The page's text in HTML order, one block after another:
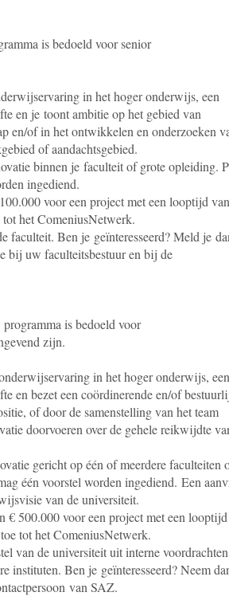
is bedoeld voor senior
in het hoger onderwijs, een
en je toont ambitie op het gebied van
en/of in het ontwikkelen en onderzoeken
of aandachtsgebied.
binnen je faculteit of grote opleiding.
ingediend.
voor een project met een looptijd
het ComeniusNetwerk.
faculteit. Ben je geïnteresseerd? Meld je
bij uw faculteitsbestuur en bij de
is bedoeld voor
zijn.
in het hoger onderwijs, een
en bezet een coördinerende en/of
of door de samenstelling van het team
doorvoeren over de gehele reikwijdte
gericht op één of meerdere faculteiten
één voorstel worden ingediend. Een
van de universiteit.
€ 500.000 voor een project met een
tot het ComeniusNetwerk.
van de universiteit uit interne
instituten. Ben je geïnteresseerd? Neem
van SAZ.